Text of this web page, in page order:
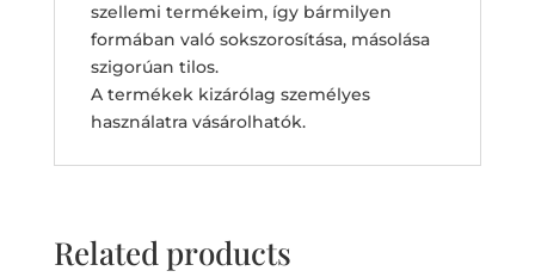
szellemi termékeim, így bármilyen
formában való sokszorosítása, másolása
szigorúan tilos.
A termékek kizárólag személyes
használatra vásárolhatók.
Related products